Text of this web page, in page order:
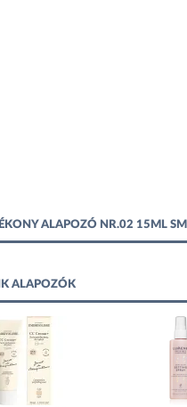
ALAPOZÓ NR.02 15ML
ALAPOZÓK